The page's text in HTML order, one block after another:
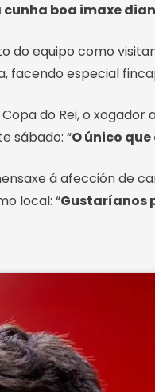
boa imaxe
do equipo como
facendo especial
do Rei, o
sábado: “O único
á afección de
local: “Gustaríanos